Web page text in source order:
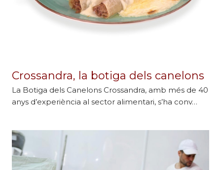
Crossandra, la botiga dels canelons
La Botiga dels Canelons Crossandra, amb més de 40
anys d’experiència al sector alimentari, s’ha conv…